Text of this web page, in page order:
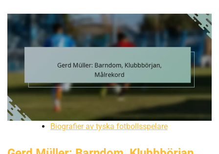
Biografier av tyska fotbollsspelare